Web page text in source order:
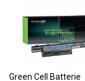
Green Cell Batterie